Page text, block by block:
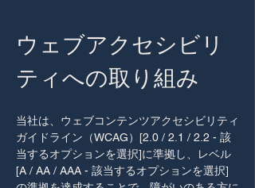
ウェブアクセシビリ
ティへの取り組み
当社は、ウェブコンテンツアクセシビリティ
ガイドライン（WCAG）[2.0 / 2.1 / 2.2 - 該
当するオプションを選択]に準拠し、レベル
[A / AA / AAA - 該当するオプションを選択]